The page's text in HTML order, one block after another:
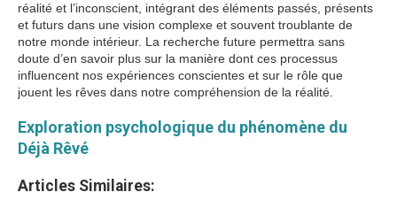
réalité et l’inconscient, intégrant des éléments passés, présents
et futurs dans une vision complexe et souvent troublante de
notre monde intérieur. La recherche future permettra sans
doute d’en savoir plus sur la manière dont ces processus
influencent nos expériences conscientes et sur le rôle que
jouent les rêves dans notre compréhension de la réalité.
Exploration psychologique du phénomène du
Déjà Rêvé
Articles Similaires: